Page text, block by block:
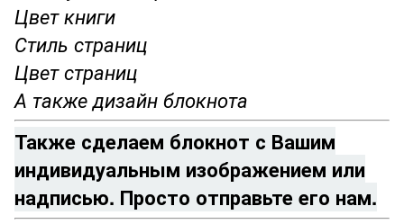
Цвет книги
Стиль страниц
Цвет страниц
А также дизайн блокнота
Также сделаем блокнот с Вашим
индивидуальным изображением или
надписью. Просто отправьте его нам.